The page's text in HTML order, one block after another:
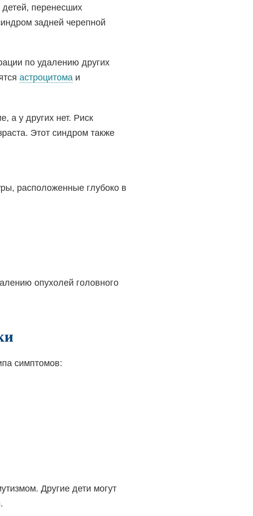
детей, перенесших
задней черепной
по удалению других
астроцитома и
а у других нет. Риск
Этот синдром также
расположенные глубоко в
опухолей головного
симптомов:
Другие дети могут